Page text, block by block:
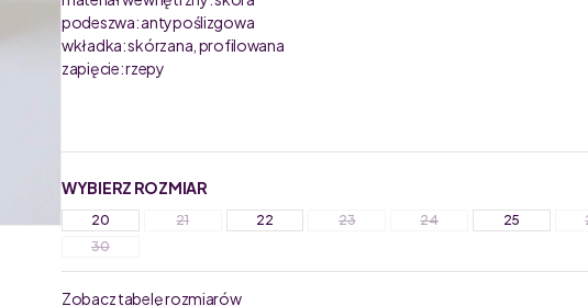
podeszwa: antypoślizgowa
wkładka: skórzana, profilowana
zapięcie: rzepy
WYBIERZ ROZMIAR
20 21 22 23 24 25
30
Zobacz tabelę rozmiarów